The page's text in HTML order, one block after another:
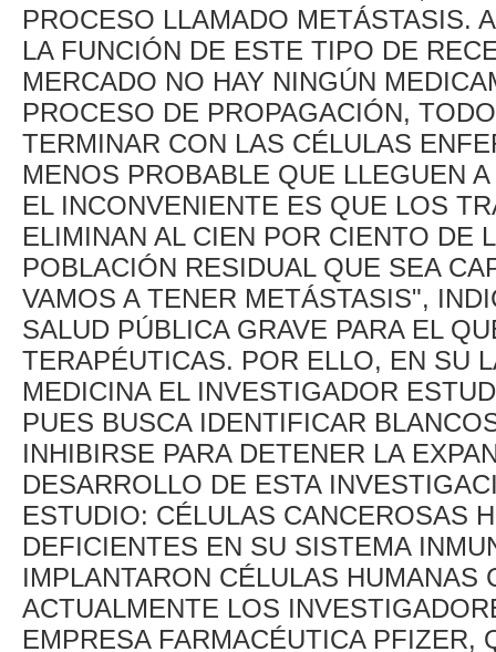
PROCESO LLAMADO METÁSTASIS.
LA FUNCIÓN DE ESTE TIPO DE
MERCADO NO HAY NINGÚN
PROCESO DE PROPAGACIÓN,
TERMINAR CON LAS CÉLULAS
MENOS PROBABLE QUE LLEGUEN
EL INCONVENIENTE ES QUE LOS
ELIMINAN AL CIEN POR CIENTO DE
POBLACIÓN RESIDUAL QUE SEA
VAMOS A TENER METÁSTASIS",
SALUD PÚBLICA GRAVE PARA EL
TERAPÉUTICAS. POR ELLO, EN SU
MEDICINA EL INVESTIGADOR
PUES BUSCA IDENTIFICAR
INHIBIRSE PARA DETENER LA
DESARROLLO DE ESTA
ESTUDIO: CÉLULAS CANCEROSAS
DEFICIENTES EN SU SISTEMA
IMPLANTARON CÉLULAS
ACTUALMENTE LOS
EMPRESA FARMACÉUTICA PFIZER,